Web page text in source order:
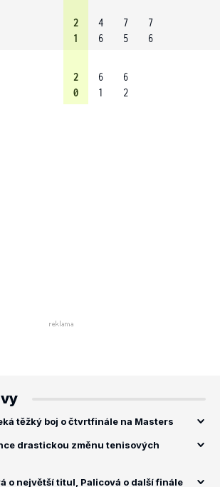
2
1
4
6
7
5
7
6
2
0
6
1
6
2
těžký boj o čtvrtfinále na Masters
drastickou změnu tenisových
o největší titul, Palicová o další finále